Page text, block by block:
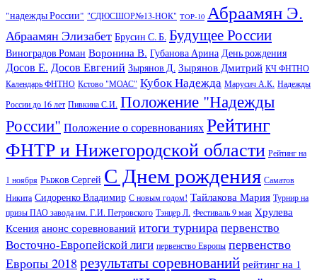
"надежды России" "СДЮСШОР№13-НОК" TOP-10 Абраамян Э.
Абраамян Элизабет Брусин С. Б. Будущее России
Виноградов Роман Воронина В. Губанова Арина День рождения
Досов Е. Досов Евгений Зырянов Д. Зырянов Дмитрий КЧ ФНТНО
Календарь ФНТНО Кстово "МОАС" Кубок Надежда Марусич А.К. Надежды
России до 16 лет Пивкина С.И. Положение "Надежды
России" Положение о соревнованияхРейтинг
ФНТР и Нижегородской области Рейтинг на
1 ноября Рыжов Сергей С Днем рождения Саматов
Никита Сидоренко Владимир С новым годом! Тайлакова Мария Турнир на
призы ПАО завода им. Г.И. Петровского Тэнцер Л. Фестиваль 9 мая Хрулева
Ксения анонс соревнований итоги турнирапервенство
Восточно-Европейской лиги первенство Европы первенство
Европы 2018 результаты соревнований рейтинг на 1